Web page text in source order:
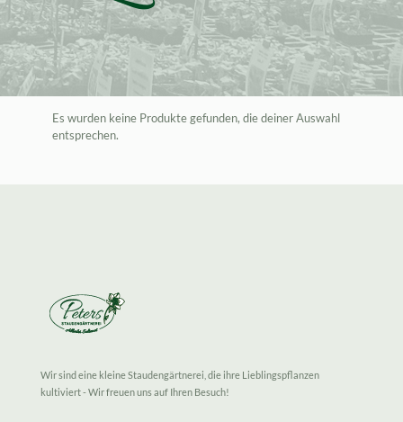
Es wurden keine Produkte gefunden, die deiner Auswahl
entsprechen.
Wir sind eine kleine Staudengärtnerei, die ihre Lieblingspflanzen
kultiviert - Wir freuen uns auf Ihren Besuch!